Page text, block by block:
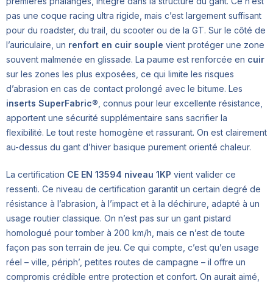
pas une coque racing ultra rigide, mais c’est largement suffisant
pour du roadster, du trail, du scooter ou de la GT. Sur le côté de
l’auriculaire, un renfort en cuir souple vient protéger une zone
souvent malmenée en glissade. La paume est renforcée en cuir
sur les zones les plus exposées, ce qui limite les risques
d’abrasion en cas de contact prolongé avec le bitume. Les
inserts SuperFabric® , connus pour leur excellente résistance,
apportent une sécurité supplémentaire sans sacrifier la
flexibilité. Le tout reste homogène et rassurant. On est clairement
au-dessus du gant d’hiver basique purement orienté chaleur.
La certification CE EN 13594 niveau 1KP vient valider ce
ressenti. Ce niveau de certification garantit un certain degré de
résistance à l’abrasion, à l’impact et à la déchirure, adapté à un
usage routier classique. On n’est pas sur un gant pistard
homologué pour tomber à 200 km/h, mais ce n’est de toute
façon pas son terrain de jeu. Ce qui compte, c’est qu’en usage
réel – ville, périph’, petites routes de campagne – il offre un
compromis crédible entre protection et confort. On aurait aimé,